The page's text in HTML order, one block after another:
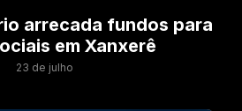
arrecada fundos para
em Xanxerê
23 de julho